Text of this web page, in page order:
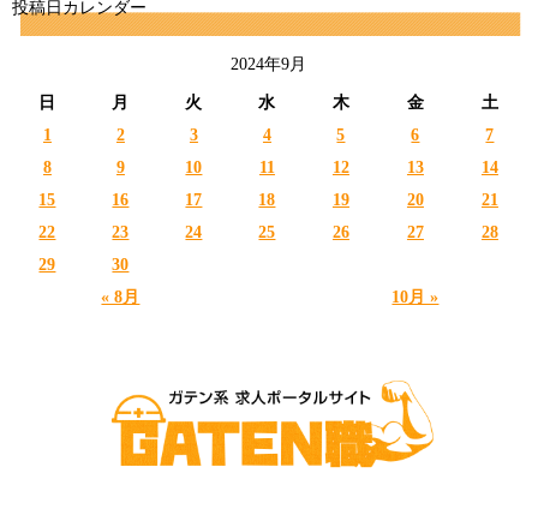
投稿日カレンダー
2024年9月
日 月 火 水 木 金 土
« 8月 10月 »
1 2 3 4 5 6
7
8
9 10 11 12 13
14
15
16 17 18 19 20
21
22
23 24 25 26 27
28
29
30